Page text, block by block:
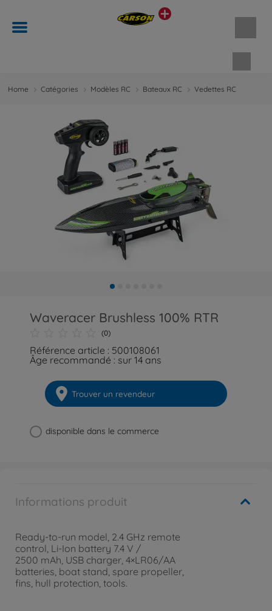
Home Catégories Modèles RC Bateaux RC Vedettes RC
Waveracer Brushless 100% RTR
(0)
Référence article : 500108061
Âge recommandé : sur 14 ans
Trouver un revendeur
disponible dans le commerce
Informations produit
Ready-to-run model, 2.4 GHz remote
control, Li-Ion battery 7.4 V /
2500 mAh, USB charger, 4×LR06/AA
batteries, boat stand, spare propeller,
fins, hull protection, tools.